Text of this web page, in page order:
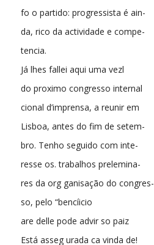
fo o partido: progressista é ain-
da, rico da actividade e compe-
tencia.
Já lhes fallei aqui uma vezl
do proximo congresso internal
cional d’imprensa, a reunir em
Lisboa, antes do fim de setem-
bro. Tenho seguido com inte-
resse os. trabalhos prelemina-
res da org ganisação do congres-
so, pelo “bencíicio
are delle pode advir so paiz
Está asseg urada ca vinda de!